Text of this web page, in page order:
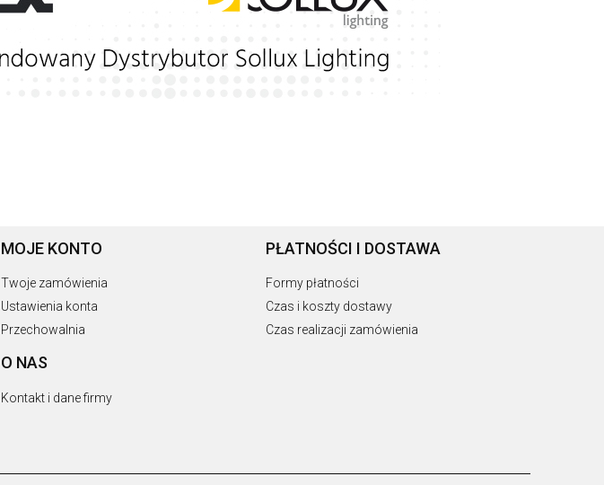
MOJE KONTO
Twoje zamówienia
Ustawienia konta
Przechowalnia
PŁATNOŚCI I DOSTAWA
Formy płatności
Czas i koszty dostawy
Czas realizacji zamówienia
O NAS
Kontakt i dane firmy